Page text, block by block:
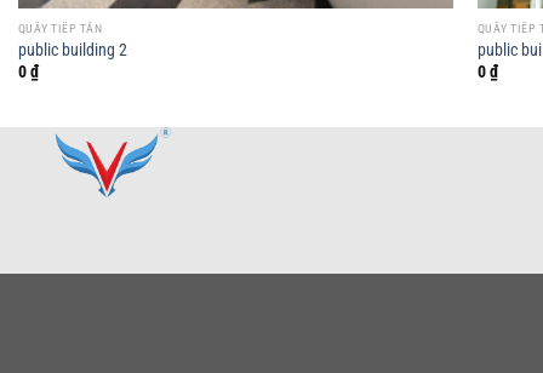
QUẦY TIẾP TÂN
public building 2
0₫
QUẦY TIẾP
public
0₫